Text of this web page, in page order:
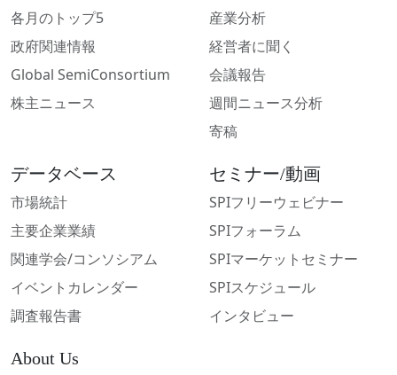
各月のトップ5
政府関連情報
Global SemiConsortium
株主ニュース
産業分析
経営者に聞く
会議報告
週間ニュース分析
寄稿
データベース
市場統計
主要企業業績
関連学会/コンソシアム
イベントカレンダー
調査報告書
セミナー/動画
SPIフリーウェビナー
SPIフォーラム
SPIマーケットセミナー
SPIスケジュール
インタビュー
About Us